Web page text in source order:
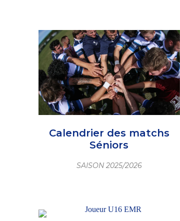
Calendrier des matchs
Séniors
SAISON 2025/2026